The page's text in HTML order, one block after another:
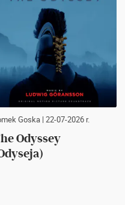
Goska| 22-07-2026 r.
Odyssey